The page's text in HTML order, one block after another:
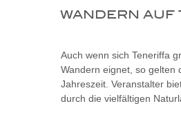
WANDERN AUF
Auch wenn sich Teneriffa
Wandern eignet, so gelten
Jahreszeit. Veranstalter
durch die vielfältigen